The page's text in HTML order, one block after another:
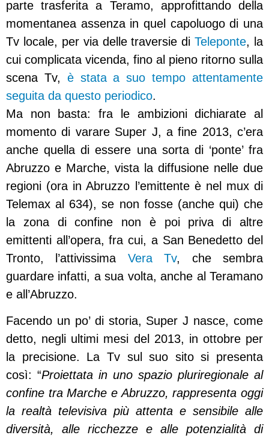
parte trasferita a Teramo, approfittando della
momentanea assenza in quel capoluogo di una
Tv locale, per via delle traversie diTeleponte, la
cui complicata vicenda, fino al pieno ritorno sulla
scena Tv, è stata a suo tempo attentamente
seguita da questo periodico.
Ma non basta: fra le ambizioni dichiarate al
momento di varare Super J, a fine 2013, c’era
anche quella di essere una sorta di ‘ponte’ fra
Abruzzo e Marche, vista la diffusione nelle due
regioni (ora in Abruzzo l’emittente è nel mux di
Telemax al 634), se non fosse (anche qui) che
la zona di confine non è poi priva di altre
emittenti all’opera, fra cui, a San Benedetto del
Tronto, l’attivissima Vera Tv, che sembra
guardare infatti, a sua volta, anche al Teramano
e all’Abruzzo.
Facendo un po’ di storia, Super J nasce, come
detto, negli ultimi mesi del 2013, in ottobre per
la precisione. La Tv sul suo sito si presenta
così: “Proiettata in uno spazio pluriregionale al
confine tra Marche e Abruzzo, rappresenta oggi
la realtà televisiva più attenta e sensibile alle
diversità, alle ricchezze e alle potenzialità di